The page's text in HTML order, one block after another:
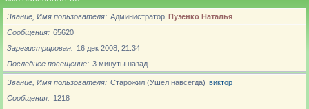
Звание, Имя пользователя Администратор Пузенко Наталья
Сообщения
65620
Зарегистрирован
16 дек 2008, 21:34
Последнее посещение
3 минуты назад
Звание, Имя пользователя Старожил (Ушел навсегда) виктор
Сообщения
1218